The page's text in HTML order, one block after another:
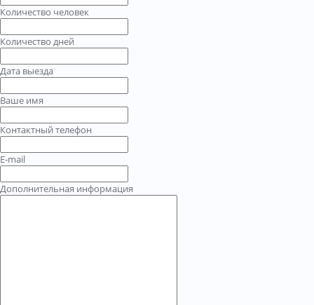
Количество человек
Количество дней
Дата выезда
Ваше имя
Контактный телефон
E-mail
Дополнительная информация